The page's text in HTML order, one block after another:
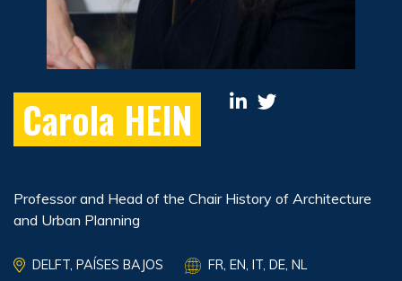
Carola HEIN
Professor and Head of the Chair History of Architecture
and Urban Planning
DELFT, PAÍSES BAJOS FR, EN, IT, DE, NL